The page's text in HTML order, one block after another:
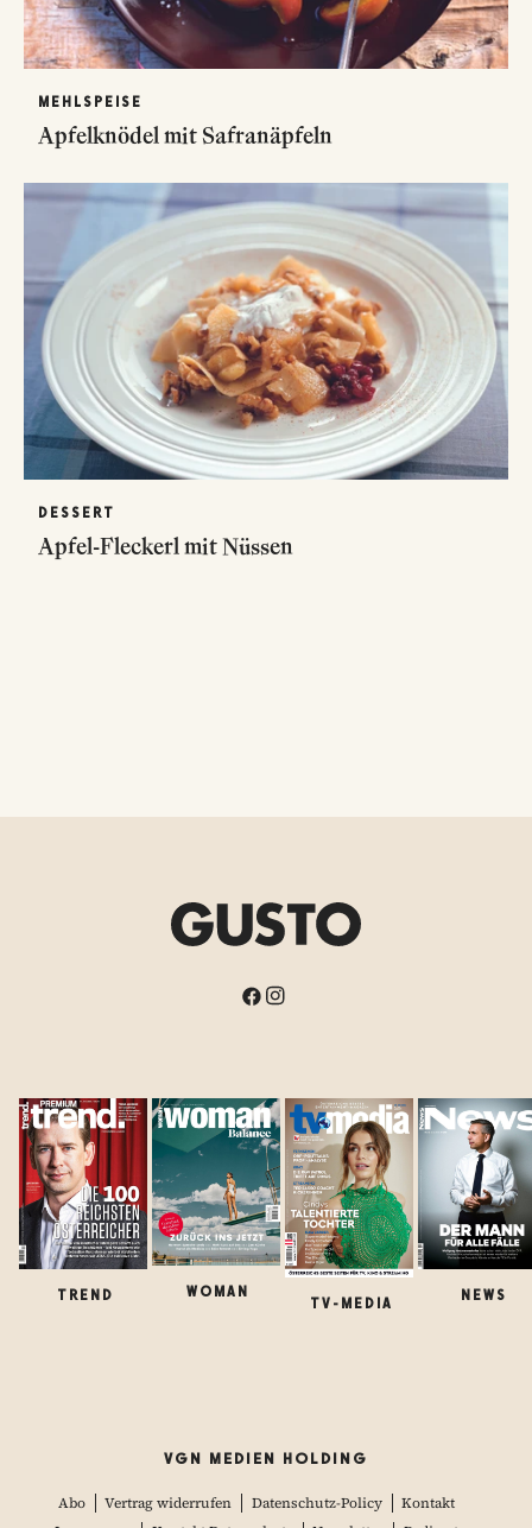
MEHLSPEISE
Apfelknödel mit Safranäpfeln
DESSERT
Apfel-Fleckerl mit Nüssen
TREND WOMAN
TV-MEDIA
NEWS
VGN MEDIEN HOLDING
Abo Vertrag widerrufen Datenschutz-Policy
Kontakt